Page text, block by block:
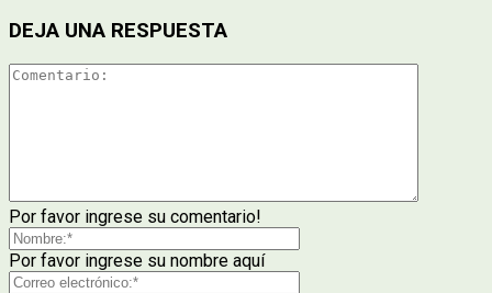
DEJA UNA RESPUESTA
Por favor ingrese su comentario!
Por favor ingrese su nombre aquí